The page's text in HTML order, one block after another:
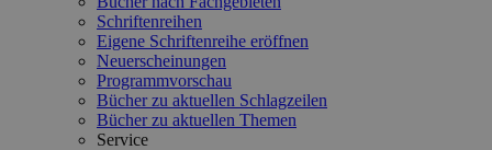
Schriftenreihen
Eigene Schriftenreihe eröffnen
Neuerscheinungen
Programmvorschau
Bücher zu aktuellen Schlagzeilen
Bücher zu aktuellen Themen
Service